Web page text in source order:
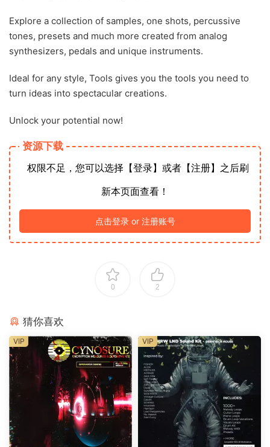
Explore a collection of samples, one shots, percussive
tones, presets and much more created from analog
synthesizers, pedals and unique instruments.
Ideal for any style, Tools gives you the tools you need to
turn ideas into spectacular creations.
Unlock your potential now!
资源下载
权限不足，您可以选择【登录】或者【注册】之后刷
新本页面查看！
点击登录 or 注册账号
0 2
猜你喜欢
VIP VIP